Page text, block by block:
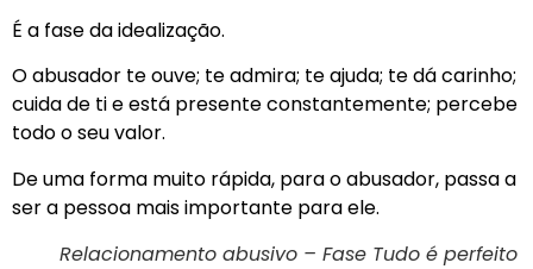
É a fase da idealização.
O abusador te ouve; te admira; te ajuda; te dá carinho;
cuida de ti e está presente constantemente; percebe
todo o seu valor.
De uma forma muito rápida, para o abusador, passa a
ser a pessoa mais importante para ele.
Relacionamento abusivo – Fase Tudo é perfeito